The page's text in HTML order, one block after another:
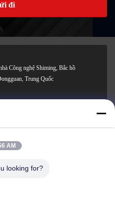
đi
Công nghệ Shiming, Bắc hồ
Trung Quốc
AM
looking for?